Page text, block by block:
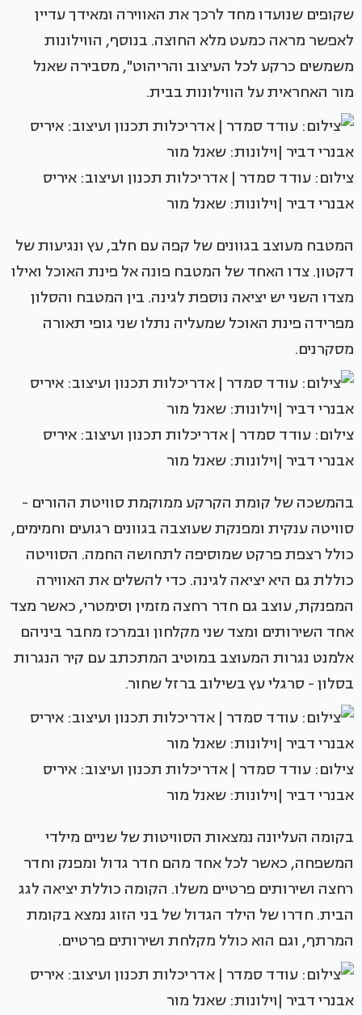
שקופים שנועדו מחד לרכך את האווירה ומאידך עדיין
לאפשר מראה כמעט מלא החוצה. בנוסף, הווילונות
משמשים כרקע לכל העיצוב והריהוט", מסבירה שאנל
מור האחראית על הווילונות בבית.
צילום: עודד סמדר | אדריכלות תכנון ועיצוב: איריס
אבנרי דביר |וילונות: שאנל מור
המטבח מעוצב בגוונים של קפה עם חלב, עץ ונגיעות של
דקטון. צדו האחד של המטבח פונה אל פינת האוכל ואילו
מצדו השני יש יציאה נוספת לגינה. בין המטבח והסלון
מפרידה פינת האוכל שמעליה נתלו שני גופי תאורה
מסקרנים.
צילום: עודד סמדר | אדריכלות תכנון ועיצוב: איריס
אבנרי דביר |וילונות: שאנל מור
בהמשכה של קומת הקרקע ממוקמת סוויטת ההורים -
סוויטה ענקית ומפנקת שעוצבה בגוונים רגועים וחמימים,
כולל רצפת פרקט שמוסיפה לתחושה החמה. הסוויטה
כוללת גם היא יציאה לגינה. כדי להשלים את האווירה
המפנקת, עוצב גם חדר רחצה מזמין וסימטרי, כאשר מצד
אחד השירותים ומצד שני מקלחון ובמרכז מחבר ביניהם
אלמנט נגרות המעוצב במוטיב המתכתב עם קיר הנגרות
בסלון - סרגלי עץ בשילוב ברזל שחור.
צילום: עודד סמדר | אדריכלות תכנון ועיצוב: איריס
אבנרי דביר |וילונות: שאנל מור
בקומה העליונה נמצאות הסוויטות של שניים מילדי
המשפחה, כאשר לכל אחד מהם חדר גדול ומפנק וחדר
רחצה ושירותים פרטיים משלו. הקומה כוללת יציאה לגג
הבית. חדרו של הילד הגדול של בני הזוג נמצא בקומת
המרתף, וגם הוא כולל מקלחת ושירותים פרטיים.